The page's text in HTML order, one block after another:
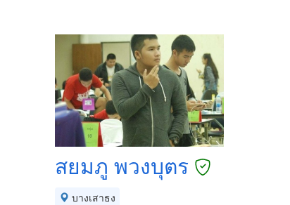
สยมภู พวงบุตร
บางเสาธง